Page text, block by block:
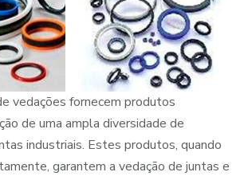
vedações fornecem produtos
de uma ampla diversidade de
industriais. Estes produtos, quando
garantem a vedação de juntas e